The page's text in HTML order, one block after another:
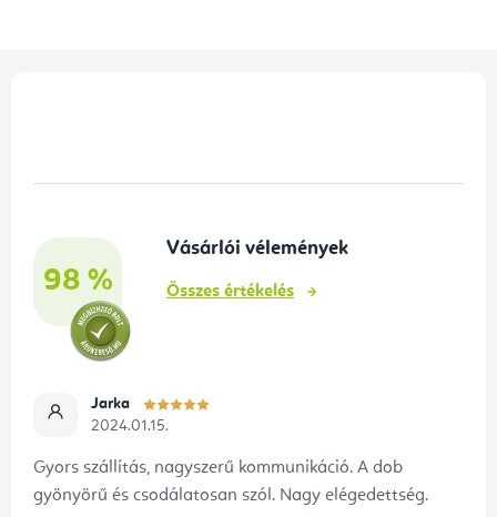
98 %
Vásárlói vélemények
Összes értékelés
Jarka
2024.01.15.
Gyors szállítás, nagyszerű kommunikáció. A dob
gyönyörű és csodálatosan szól. Nagy elégedettség.